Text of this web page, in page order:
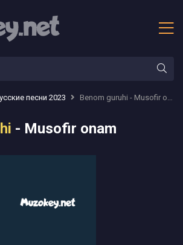
песни 2023 Benom guruhi - Musofir onam
- Musofir onam